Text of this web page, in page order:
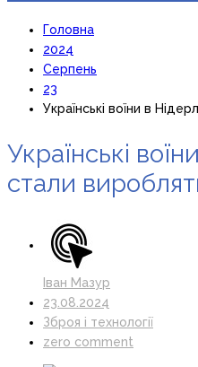
Головна
2024
Серпень
23
Українські воїни в
Українські
стали
Іван Мазур
23.08.2024
Зброя і технології
zero comment